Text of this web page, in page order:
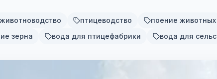
животноводство птицеводство поение животных
зерна вода для птицефабрики вода для